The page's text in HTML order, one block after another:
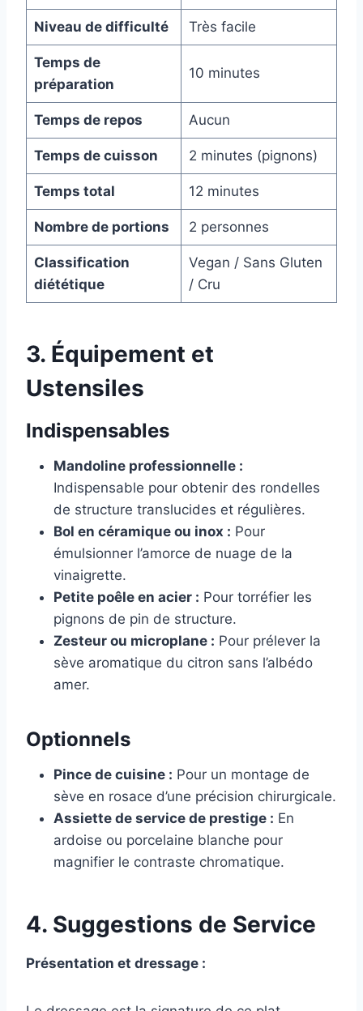
Niveau de difficulté Très facile
Temps de
préparation
10 minutes
Temps de repos Aucun
Temps de cuisson 2 minutes (pignons)
Temps total 12 minutes
Nombre de portions 2 personnes
Classification
diététique
Vegan / Sans Gluten
/ Cru
3. Équipement et
Ustensiles
Indispensables
Mandoline professionnelle :
Indispensable pour obtenir des rondelles
de structure translucides et régulières.
Bol en céramique ou inox : Pour
émulsionner l’amorce de nuage de la
vinaigrette.
Petite poêle en acier : Pour torréfier les
pignons de pin de structure.
Zesteur ou microplane : Pour prélever la
sève aromatique du citron sans l’albédo
amer.
Optionnels
Pince de cuisine : Pour un montage de
sève en rosace d’une précision chirurgicale.
Assiette de service de prestige : En
ardoise ou porcelaine blanche pour
magnifier le contraste chromatique.
4. Suggestions de Service
Présentation et dressage :